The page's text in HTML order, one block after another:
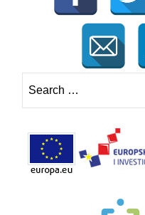
for: